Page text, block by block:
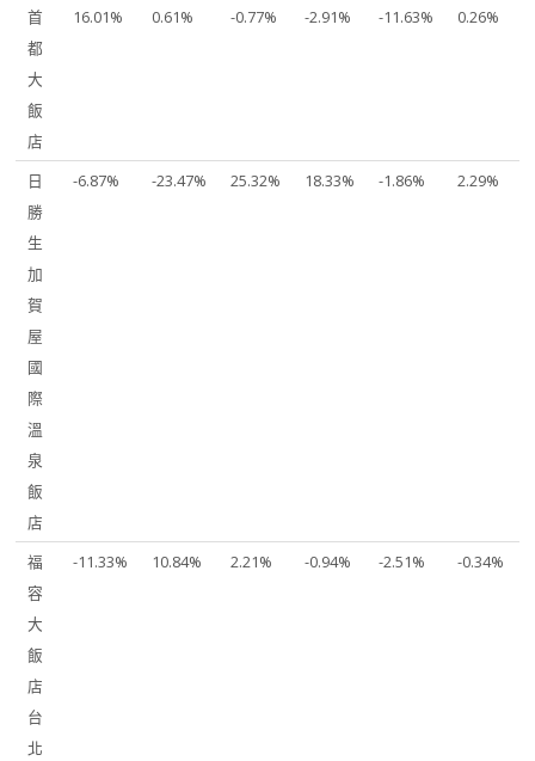
首
都
大
飯
店
16.01% 0.61% -0.77% -2.91% -11.63% 0.26%
日
勝
生
加
賀
屋
國
際
溫
泉
飯
店
-6.87% -23.47% 25.32% 18.33% -1.86% 2.29%
福
容
大
飯
店
台
北
-11.33% 10.84% 2.21% -0.94% -2.51% -0.34%